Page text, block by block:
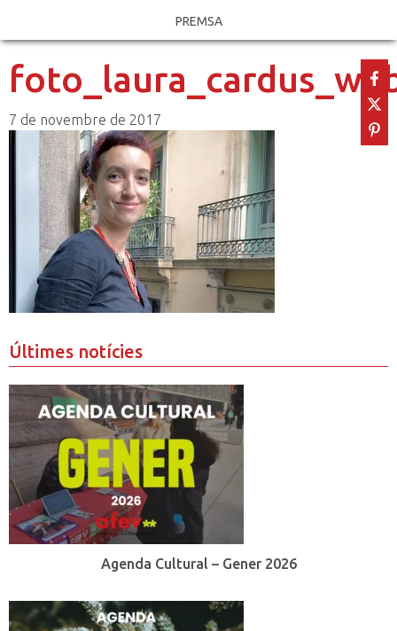
PREMSA
7 de novembre de 2017
Últimes notícies
Agenda Cultural – Gener 2026